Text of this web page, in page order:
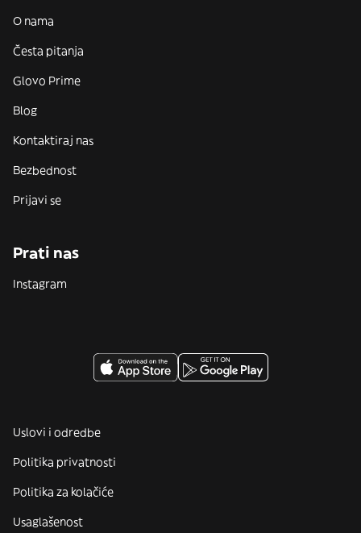
O nama
Česta pitanja
Glovo Prime
Blog
Kontaktiraj nas
Bezbednost
Prijavi se
Prati nas
Instagram
Uslovi i odredbe
Politika privatnosti
Politika za kolačiće
Usaglašenost